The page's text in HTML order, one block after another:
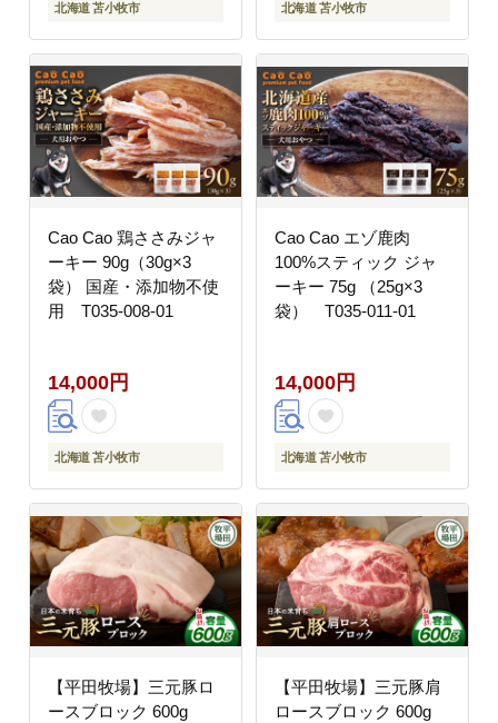
北海道 苫小牧市 北海道 苫小牧市
Cao Cao 鶏ささみジャ
ーキー 90g（30g×3
袋） 国産・添加物不使
用 T035-008-01
14,000円
北海道 苫小牧市
Cao Cao エゾ鹿肉
100%スティック ジャ
ーキー 75g （25g×3
袋） T035-011-01
14,000円
北海道 苫小牧市
【平田牧場】三元豚ロ
ースブロック 600g
【平田牧場】三元豚肩
ロースブロック 600g